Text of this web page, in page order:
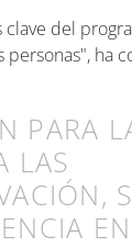
del
personas", ha
PARA
LAS